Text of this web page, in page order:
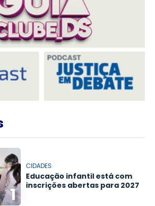
1
CIDADES
Educação infantil está com
inscrições abertas para 2027